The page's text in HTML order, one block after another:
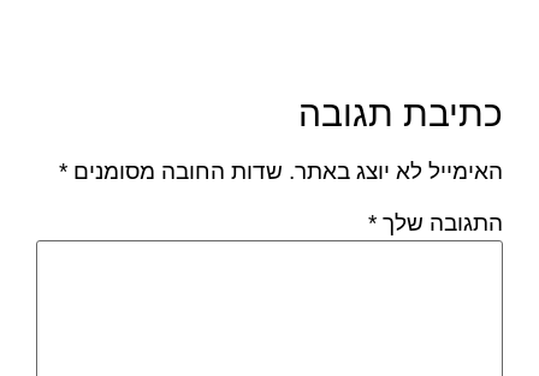
כתיבת תגובה
האימייל לא יוצג באתר. שדות החובה מסומנים *
התגובה שלך *